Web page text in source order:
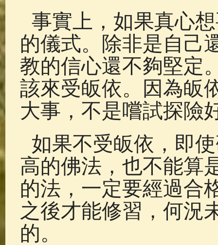
事實上，如果真心
的儀式。除非是自己
教的信心還不夠堅定
該來受皈依。因為皈
大事，不是嚐試探險
如果不受皈依，即
高的佛法，也不能算
的法，一定要經過合
之後才能修習，何況
的。